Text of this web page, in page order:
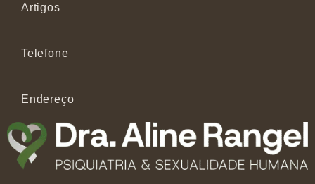
Artigos
Telefone
Endereço